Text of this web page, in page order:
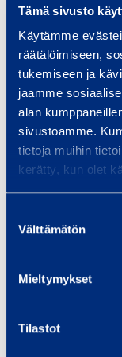
Tämä sivusto
Käytämme
räätälöimiseen,
tukemiseen ja
jaamme
alan
sivustoamme.
tietoja muihin
kerätty, kun olet
valinta
Välttämätön
Mieltymykset
Tilastot
m
e
l
l
e
9
0
m
Turvallisuus